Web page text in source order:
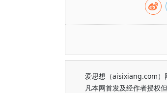
爱思想（aisixiang.com）
凡本网首发及经作者授权